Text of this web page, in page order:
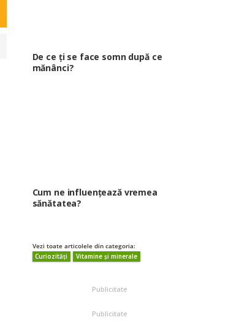
De ce ți se face somn după ce
mănânci?
Cum ne influențează vremea
sănătatea?
Vezi toate articolele din categoria:
Curiozități
Vitamine și minerale
Publicitate
Publicitate